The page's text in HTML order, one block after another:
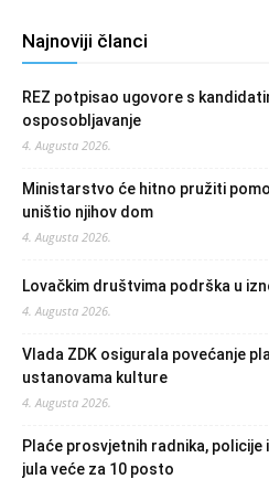
Najnoviji članci
REZ potpisao ugovore s
osposobljavanje
4. Augusta 2026.
Ministarstvo će hitno pružiti
uništio njihov dom
4. Augusta 2026.
Lovačkim društvima podrška u
4. Augusta 2026.
Vlada ZDK osigurala povećanje
ustanovama kulture
4. Augusta 2026.
Plaće prosvjetnih radnika, policije
jula veće za 10 posto